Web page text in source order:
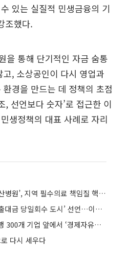
있는 실질적 민생금융의 기
조했다.
을 통해 단기적인 자금 숨통
, 소상공인이 다시 영업과
경을 만드는 데 정책의 초점
, 선언보다 숫자’로 접근한 이
생정책의 대표 사례로 자리
서수원 의료 새 중심 ‘덕산병원’, 지역 필수의료 책임질 핵심 거점으로 부상
수원특례시, 전국 첫 ‘수출대금 당일회수 도시’ 선언…이재준 시장, 중소기업 수출방식 자체를 바꾸다
수원특례시, IBK기업은행 300개 기업 앞에서 ‘경제자유구역’ 전면 선언
다시 세우다